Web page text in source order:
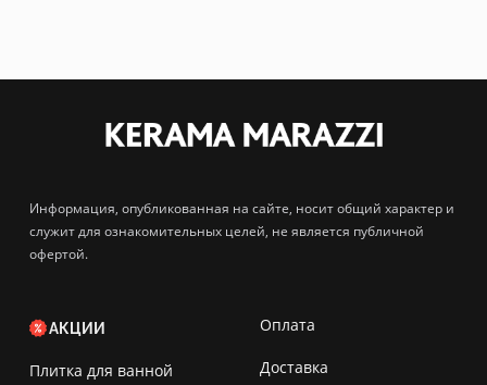
Информация, опубликованная на сайте, носит общий характер и
служит для ознакомительных целей, не является публичной
офертой.
АКЦИИ
Плитка для ванной
Оплата
Доставка